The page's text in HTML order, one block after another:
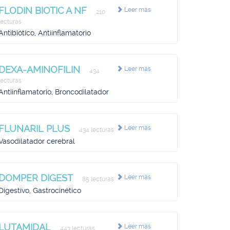
Leer más
FLODIN BIOTIC A NF
210
lecturas
Antiinflamatorio
Leer más
DEXA-AMINOFILIN
434
lecturas
Broncodilatador
Leer más
FLUNARIL PLUS 434 lecturas
cerebral
Leer más
DOMPER DIGEST 85 lecturas
Gastrocinético
Leer más
LUTAMIDAL 443 lecturas